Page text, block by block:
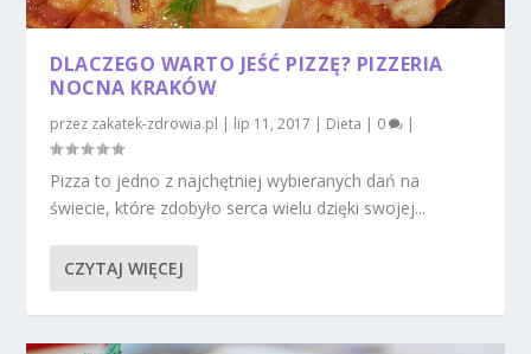
DLACZEGO WARTO JEŚĆ PIZZĘ? PIZZERIA
NOCNA KRAKÓW
przez zakatek-zdrowia.pl | lip 11, 2017 | Dieta | 0 |
Pizza to jedno z najchętniej wybieranych dań na
świecie, które zdobyło serca wielu dzięki swojej...
CZYTAJ WIĘCEJ